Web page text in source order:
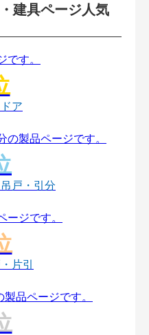
建具ページ人気
ア
戸・引分
片引